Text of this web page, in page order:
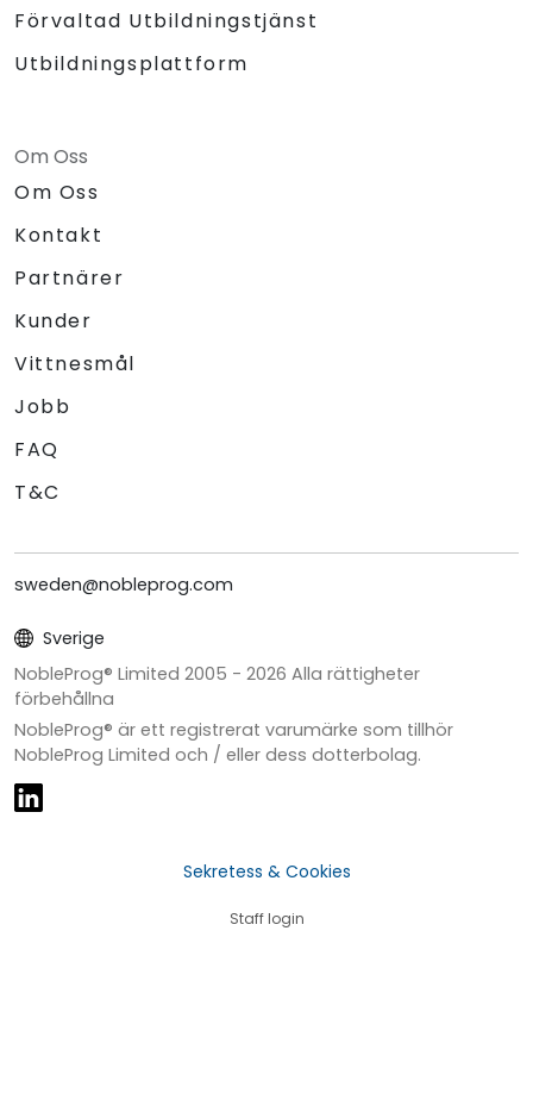
Förvaltad Utbildningstjänst
Utbildningsplattform
Om Oss
Om Oss
Kontakt
Partnärer
Kunder
Vittnesmål
Jobb
FAQ
T&C
sweden@nobleprog.com
Sverige
NobleProg® Limited 2005 - 2026 Alla rättigheter
förbehållna
NobleProg® är ett registrerat varumärke som tillhör
NobleProg Limited och / eller dess dotterbolag.
Sekretess & Cookies
Staff login